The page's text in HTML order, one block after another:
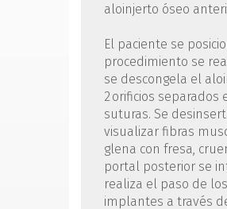
aloinjerto óseo
El paciente se
procedimiento se
se descongela el
2 orificios
suturas. Se
visualizar fibras
glena con fresa,
portal posterior se
realiza el paso de
implantes a través